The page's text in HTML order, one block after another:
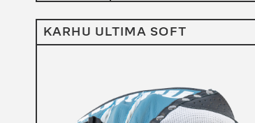
KARHU ULTIMA SOFT